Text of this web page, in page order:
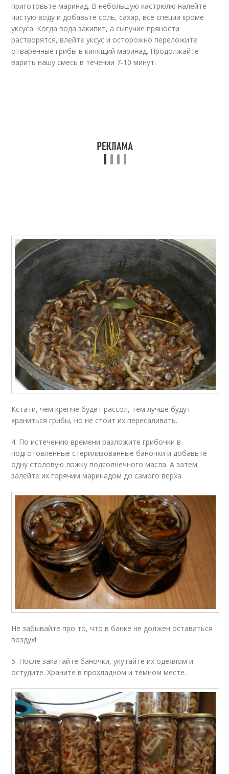
приготовьте маринад. В небольшую кастрюлю налейте
чистую воду и добавьте соль, сахар, все специи кроме
уксуса. Когда вода закипит, а сыпучие пряности
растворятся, влейте уксус и осторожно переложите
отваренные грибы в кипящий маринад. Продолжайте
варить нашу смесь в течении 7-10 минут.
Кстати, чем крепче будет рассол, тем лучше будут
храниться грибы, но не стоит их пересаливать.
4. По истечению времени разложите грибочки в
подготовленные стерилизованные баночки и добавьте
одну столовую ложку подсолнечного масла. А затем
залейте их горячим маринадом до самого верха.
Не забывайте про то, что в банке не должен оставаться
воздух!
5. После закатайте баночки, укутайте их одеялом и
остудите. Храните в прохладном и темном месте.